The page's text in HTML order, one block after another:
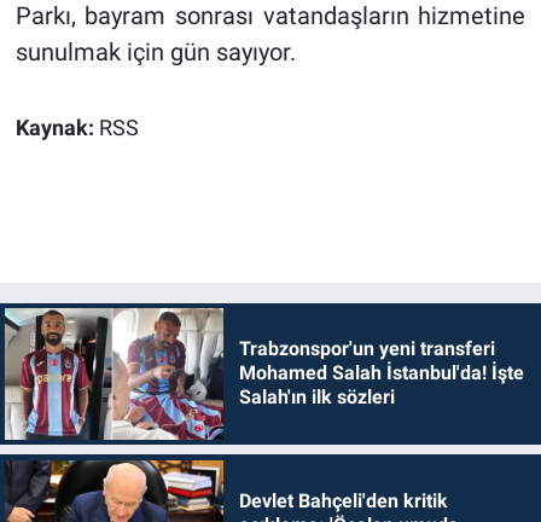
Parkı, bayram sonrası vatandaşların hizmetine
sunulmak için gün sayıyor.
Kaynak: RSS
Trabzonspor'un yeni transferi
Mohamed Salah İstanbul'da! İşte
Salah'ın ilk sözleri
Devlet Bahçeli'den kritik